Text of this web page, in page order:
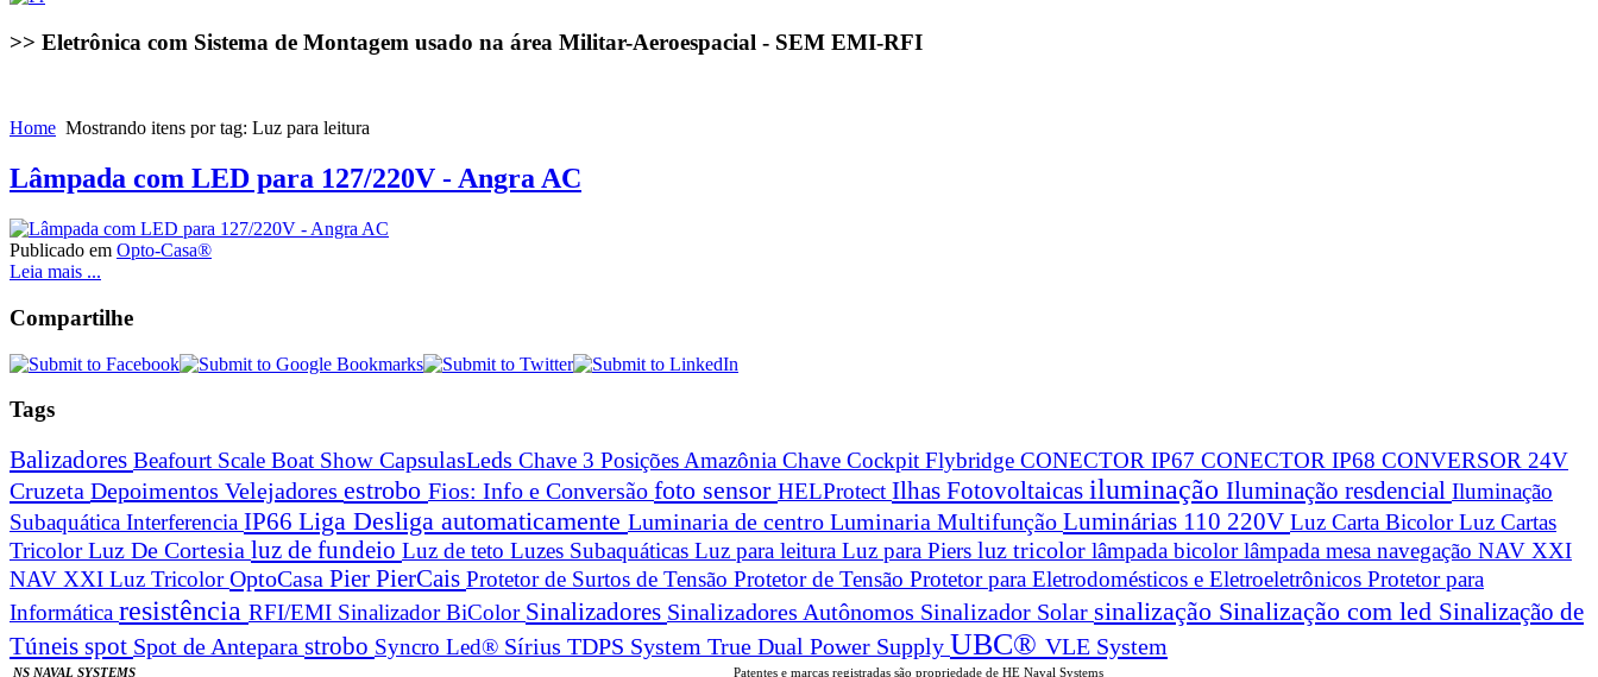
>> Eletrônica com Sistema de Montagem usado na área Militar-Aeroespacial - SEM EMI-RFI
Home Mostrando itens por tag: Luz para leitura
Lâmpada com LED para 127/220V - Angra AC
Publicado em Opto-Casa®
Leia mais ...
Compartilhe
Tags
Balizadores Beafourt Scale Boat Show CapsulasLeds Chave 3 Posições Amazônia Chave Cockpit Flybridge CONECTOR IP67 CONECTOR IP68 CONVERSOR 24V
Cruzeta Depoimentos Velejadores estrobo Fios: Info e Conversão foto sensor HELProtect Ilhas Fotovoltaicas iluminação Iluminação resdencial Iluminação
Subaquática Interferencia IP66 Liga Desliga automaticamente Luminaria de centro Luminaria Multifunção Luminárias 110 220V Luz Carta BicolorLuz Cartas
TricolorLuz De Cortesia luz de fundeio Luz de teto Luzes Subaquáticas Luz para leitura Luz para Piers luz tricolor lâmpada bicolorlâmpada mesa navegação NAV XXI
NAV XXI Luz TricolorOptoCasa Pier PierCais Protetor de Surtos de Tensão Protetor de Tensão Protetor para Eletrodomésticos e Eletroeletrônicos Protetor para
Informática resistência RFI/EMI Sinalizador BiColor Sinalizadores Sinalizadores Autônomos Sinalizador Solar sinalização Sinalização com led Sinalização de
Túneis spot Spot de Antepara strobo Syncro Led® Sírius TDPS System True Dual Power Supply UBC® VLE System
NS NAVAL SYSTEMS Patentes e marcas registradas são propriedade de HE Naval Systems